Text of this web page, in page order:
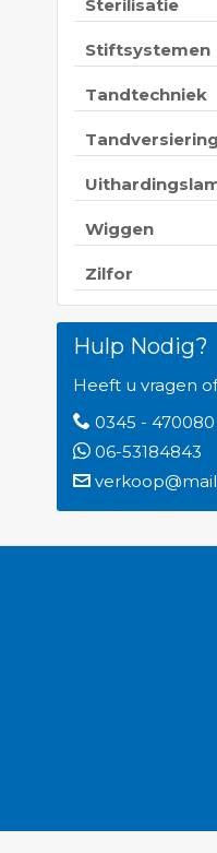
Sterilisatie
Stiftsystemen
Tandtechniek
Tandversiering
Wiggen
Zilfor
Hulp Nodig?
Heeft u vragen
0345 - 470080
06-53184843